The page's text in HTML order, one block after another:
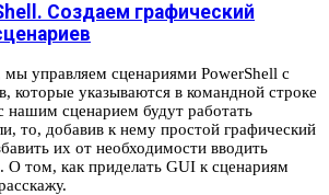
Создаем графический
мы управляем сценариями PowerShell с
которые указываются в командной строке
нашим сценарием будут работать
то, добавив к нему простой графический
их от необходимости вводить
О том, как приделать GUI к сценариям